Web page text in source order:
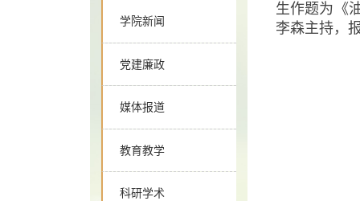
学院新闻
党建廉政
媒体报道
教育教学
科研学术
生作题为《
李森主持，